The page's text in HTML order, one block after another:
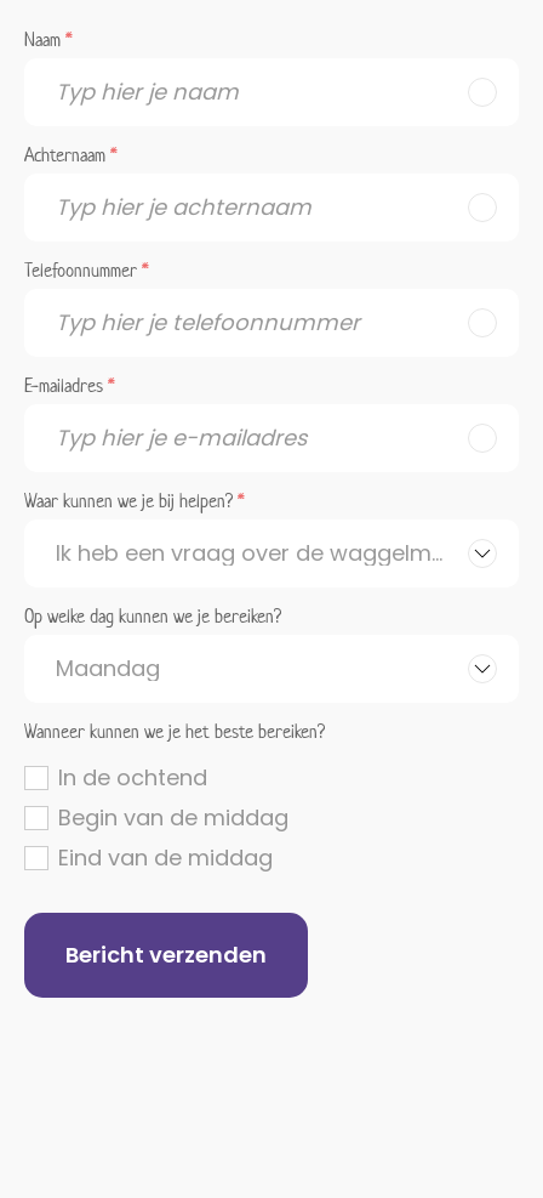
Naam *
Achternaam *
Telefoonnummer *
E-mailadres *
Waar kunnen we je bij helpen? *
Op welke dag kunnen we je bereiken?
Wanneer kunnen we je het beste bereiken?
In de ochtend
Begin van de middag
Eind van de middag
Bericht verzenden